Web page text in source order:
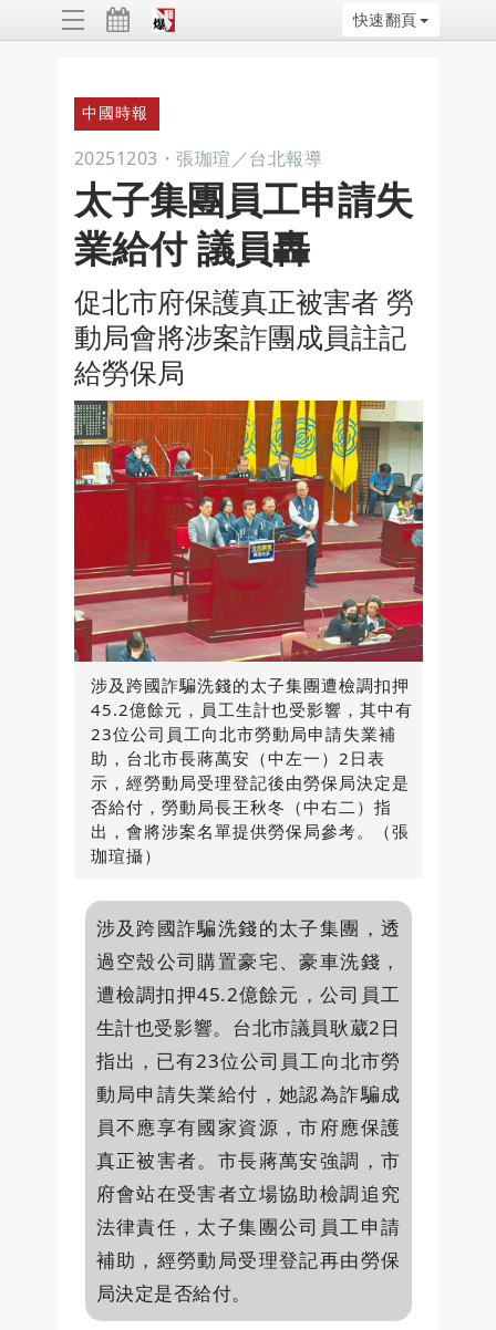
快速翻頁
中國時報
20251203 ・ 張珈瑄／台北報導
太子集團員工申請失
業給付 議員轟
促北市府保護真正被害者 勞
動局會將涉案詐團成員註記
給勞保局
涉及跨國詐騙洗錢的太子集團遭檢調扣押
45.2億餘元，員工生計也受影響，其中有
23位公司員工向北市勞動局申請失業補
助，台北市長蔣萬安（中左一）2日表
示，經勞動局受理登記後由勞保局決定是
否給付，勞動局長王秋冬（中右二）指
出，會將涉案名單提供勞保局參考。（張
珈瑄攝）
涉及跨國詐騙洗錢的太子集團，透
過空殼公司購置豪宅、豪車洗錢，
遭檢調扣押45.2億餘元，公司員工
生計也受影響。台北市議員耿葳2日
指出，已有23位公司員工向北市勞
動局申請失業給付，她認為詐騙成
員不應享有國家資源，市府應保護
真正被害者。市長蔣萬安強調，市
府會站在受害者立場協助檢調追究
法律責任，太子集團公司員工申請
補助，經勞動局受理登記再由勞保
局決定是否給付。